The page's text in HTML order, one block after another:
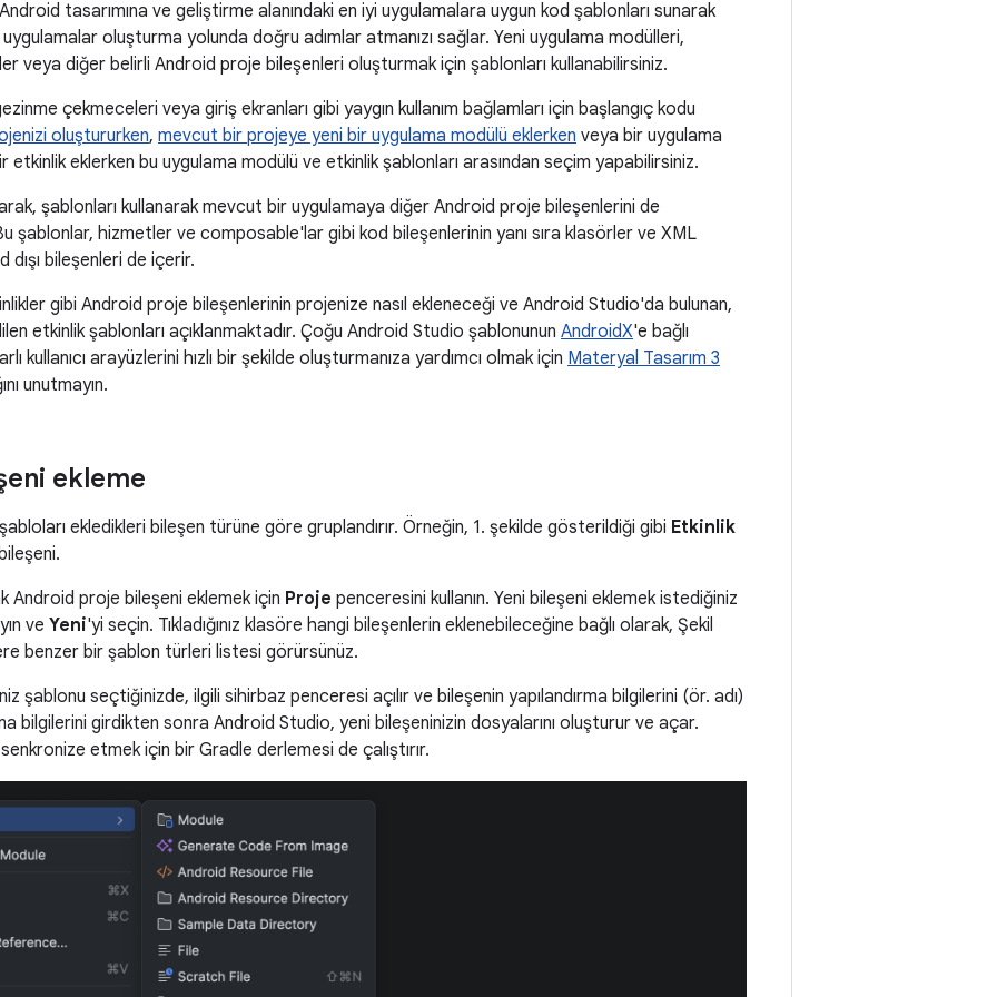
tasarımına ve geliştirme alanındaki en iyi uygulamalara uygun kod şablonları sunarak
oluşturma yolunda doğru adımlar atmanızı sağlar. Yeni uygulama modülleri,
veya diğer belirli Android proje bileşenleri oluşturmak için şablonları kullanabilirsiniz.
çekmeceleri veya giriş ekranları gibi yaygın kullanım bağlamları için başlangıç kodu
oluştururken, mevcut bir projeye yeni bir uygulama modülü eklerken veya bir uygulama
etkinlik eklerken bu uygulama modülü ve etkinlik şablonları arasından seçim yapabilirsiniz.
şablonları kullanarak mevcut bir uygulamaya diğer Android proje bileşenlerini de
şablonlar, hizmetler ve composable'lar gibi kod bileşenlerinin yanı sıra klasörler ve XML
dışı bileşenleri de içerir.
gibi Android proje bileşenlerinin projenize nasıl ekleneceği ve Android Studio'da bulunan,
etkinlik şablonları açıklanmaktadır. Çoğu Android Studio şablonunun AndroidX'e bağlı
kullanıcı arayüzlerini hızlı bir şekilde oluşturmanıza yardımcı olmak için Materyal Tasarım 3
unutmayın.
ekleme
ekledikleri bileşen türüne göre gruplandırır. Örneğin, 1. şekilde gösterildiği gibi Etkinlik
Android proje bileşeni eklemek için Proje penceresini kullanın. Yeni bileşeni eklemek istediğiniz
ve Yeni'yi seçin. Tıkladığınız klasöre hangi bileşenlerin eklenebileceğine bağlı olarak, Şekil
benzer bir şablon türleri listesi görürsünüz.
şablonu seçtiğinizde, ilgili sihirbaz penceresi açılır ve bileşenin yapılandırma bilgilerini (ör. adı)
bilgilerini girdikten sonra Android Studio, yeni bileşeninizin dosyalarını oluşturur ve açar.
etmek için bir Gradle derlemesi de çalıştırır.